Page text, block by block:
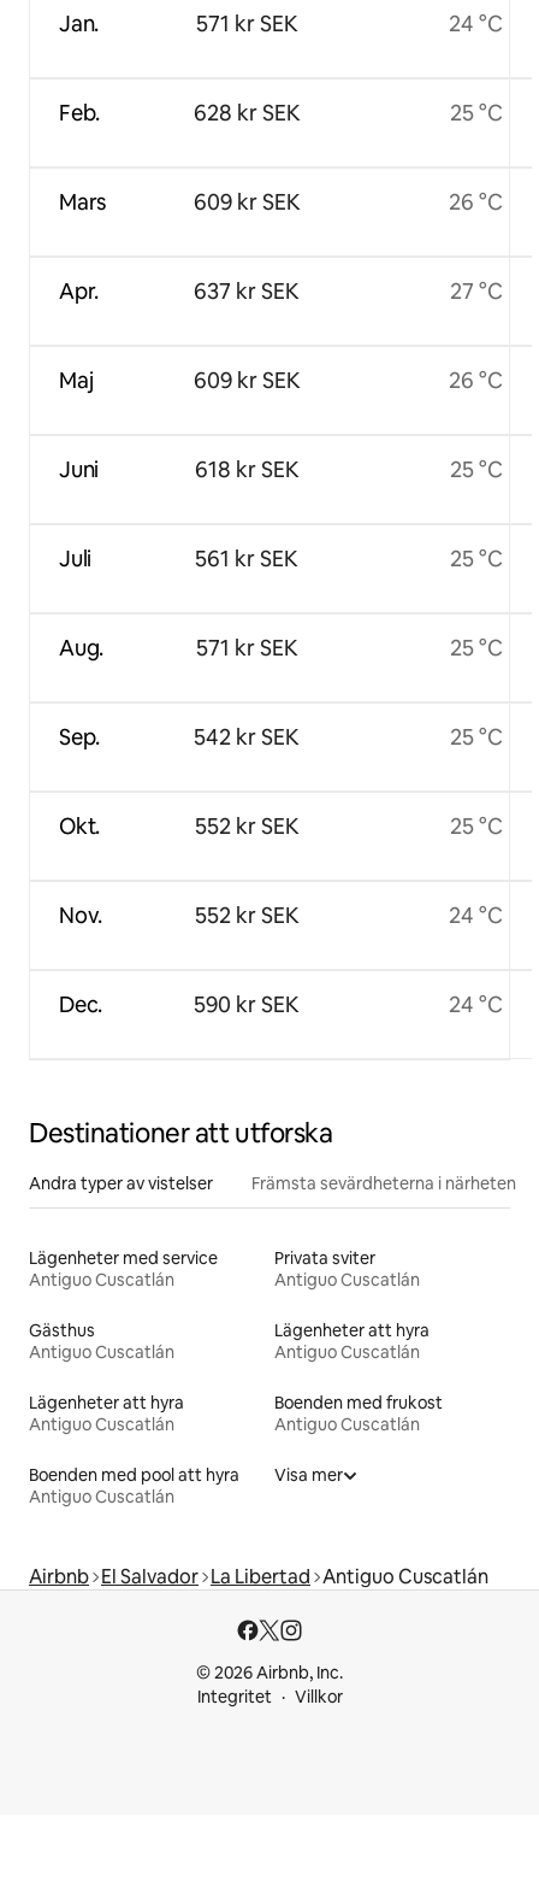
Jan.
Feb.
Mars
Apr.
Maj
Juni
Juli
Aug.
Sep.
Okt.
Nov.
Dec.
571 kr SEK
628 kr SEK
609 kr SEK
637 kr SEK
609 kr SEK
618 kr SEK
561 kr SEK
571 kr SEK
542 kr SEK
552 kr SEK
552 kr SEK
590 kr SEK
24 °C
25 °C
26 °C
27 °C
26 °C
25 °C
25 °C
25 °C
25 °C
25 °C
24 °C
24 °C
Destinationer att utforska
Andra typer av vistelser Främsta sevärdheterna i närheten
Lägenheter med service
Antiguo Cuscatlán
Privata sviter
Antiguo Cuscatlán
Gästhus
Antiguo Cuscatlán
Lägenheter att hyra
Antiguo Cuscatlán
Lägenheter att hyra
Antiguo Cuscatlán
Boenden med frukost
Antiguo Cuscatlán
Boenden med pool att hyra
Antiguo Cuscatlán
Visa mer
Airbnb El Salvador La Libertad Antiguo Cuscatlán
© 2026 Airbnb, Inc.
Integritet
Villkor